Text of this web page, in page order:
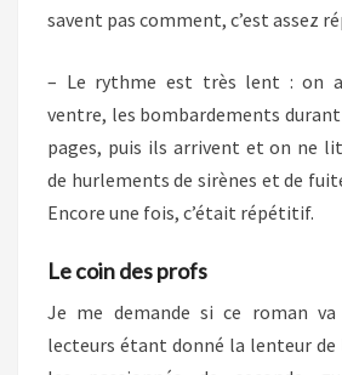
savent pas comment, c’est assez
– Le rythme est très lent : on
ventre, les bombardements durant
pages, puis ils arrivent et on ne
de hurlements de sirènes et de
Encore une fois, c’était répétitif.
Le coin des profs
Je me demande si ce roman va
lecteurs étant donné la lenteur de